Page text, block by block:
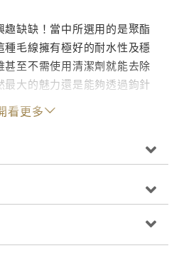
缺缺！當中所選用的是聚酯
毛線擁有極好的耐水性及穩
至不需使用清潔劑就能去除
大的魅力還是能夠透過鉤針
自由性，本冊就要介紹米奇米
、美女與野獸、玩具總動員、
品角色的Tsum Tsum編織
超級可愛亮眼的抹布刷，為您
具、打光玻璃或是洗刷碗盤，
都是非常體貼的素材。
看更多